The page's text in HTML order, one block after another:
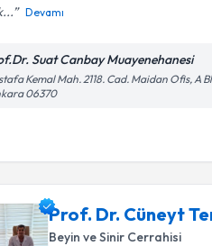
Devamı
Suat Canbay Muayenehanesi
Kemal Mah. 2118. Cad. Maidan Ofis, A
06370
Prof. Dr. Cüneyt
Beyin ve Sinir Cerrahisi